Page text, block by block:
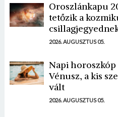
Oroszlánkapu
tetőzik a
2026. AUGUSZTUS 05.
Napi horoszkóp
Vénusz, a kis
vált
2026. AUGUSZTUS 05.